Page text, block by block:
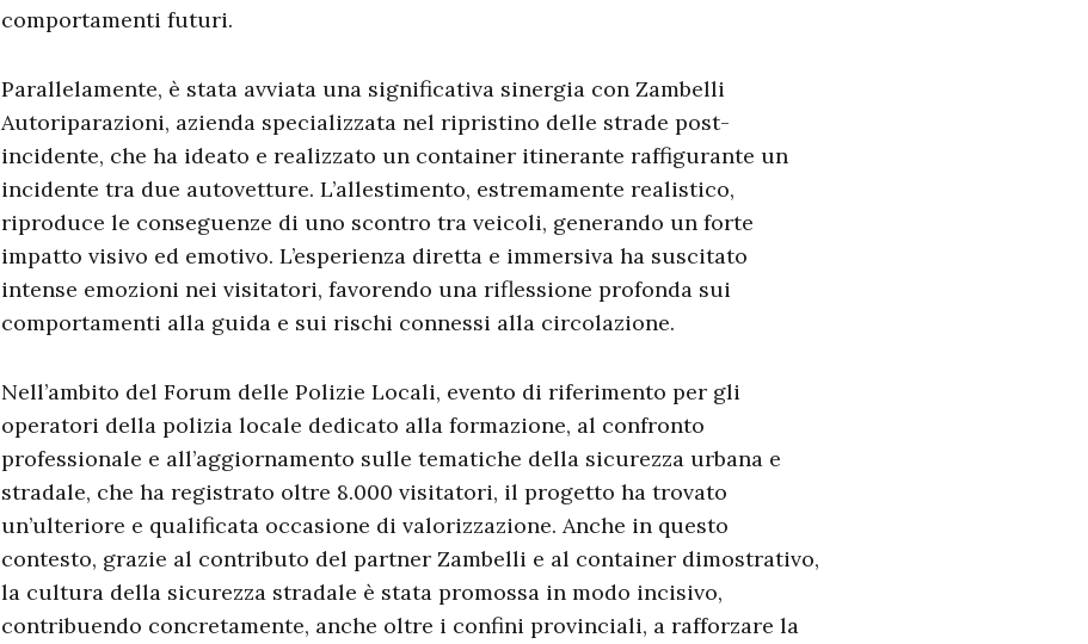
comportamenti futuri.
Parallelamente, è stata avviata una significativa sinergia con Zambelli
Autoriparazioni, azienda specializzata nel ripristino delle strade post-
incidente, che ha ideato e realizzato un container itinerante raffigurante un
incidente tra due autovetture. L’allestimento, estremamente realistico,
riproduce le conseguenze di uno scontro tra veicoli, generando un forte
impatto visivo ed emotivo. L’esperienza diretta e immersiva ha suscitato
intense emozioni nei visitatori, favorendo una riflessione profonda sui
comportamenti alla guida e sui rischi connessi alla circolazione.
Nell’ambito del Forum delle Polizie Locali, evento di riferimento per gli
operatori della polizia locale dedicato alla formazione, al confronto
professionale e all’aggiornamento sulle tematiche della sicurezza urbana e
stradale, che ha registrato oltre 8.000 visitatori, il progetto ha trovato
un’ulteriore e qualificata occasione di valorizzazione. Anche in questo
contesto, grazie al contributo del partner Zambelli e al container dimostrativo,
la cultura della sicurezza stradale è stata promossa in modo incisivo,
contribuendo concretamente, anche oltre i confini provinciali, a rafforzare la